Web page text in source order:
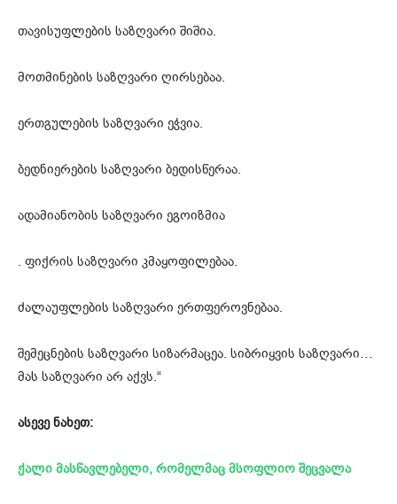
თავისუფლების საზღვარი შიშია.
მოთმინების საზღვარი ღირსებაა.
ერთგულების საზღვარი ეჭვია.
ბედნიერების საზღვარი ბედისწერაა.
ადამიანობის საზღვარი ეგოიზმია
. ფიქრის საზღვარი კმაყოფილებაა.
ძალაუფლების საზღვარი ერთფეროვნებაა.
შემეცნების საზღვარი სიზარმაცეა. სიბრიყვის საზღვარი…
მას საზღვარი არ აქვს.“
ასევე ნახეთ:
ქალი მასწავლებელი, რომელმაც მსოფლიო შეცვალა